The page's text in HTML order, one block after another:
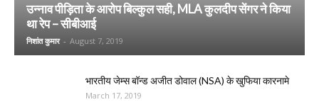
उन्नाव पीड़िता के आरोप बिल्कुल सही, MLA कुलदीप सेंगर ने किया
था रेप – सीबीआई
निशांत कुमार - August 7, 2019
भारतीय जेम्स बॉन्ड अजीत डोवाल (NSA) के खुफिया कारनामे
March 17, 2019